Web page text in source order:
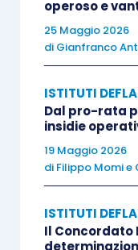
versate nei
all’articolo 8,
dovutigli
giorno
definizione.
all’articolo 8, D.
a) ad
operoso e
25 Maggio 2026
di Gianfranco
ISTITUTI
Dal pro-rata
insidie
19 Maggio 2026
di Filippo Momie
ISTITUTI
Il Concordato